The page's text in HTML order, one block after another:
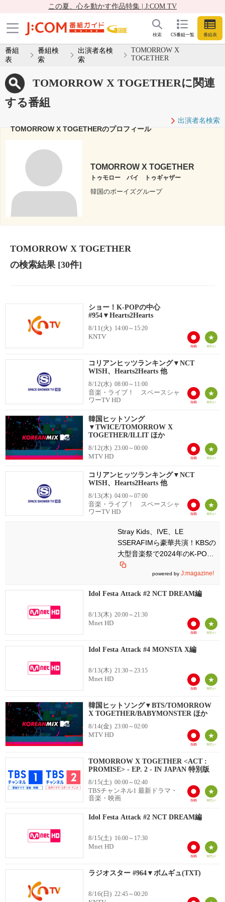
この夏、心を動かす作品特集 | J:COM TV
CS番組一覧 番組表
検索
番組
表
番組検
索
出演者名検
索
TOMORROW X
TOGETHER
TOMORROW X TOGETHERに関連
する番組
出演者名検索
TOMORROW X TOGETHERのプロフィール
TOMORROW X TOGETHER
トゥモロー バイ トゥギャザー
韓国のボーイズグループ
TOMORROW X TOGETHER
の検索結果[30件]
ショー！K-POPの中心
#954▼Hearts2Hearts
8/11(火) 14:00～15:20
KNTV
コリアンヒッツランキング▼NCT
WISH、Hearts2Hearts 他
8/12(水) 08:00～11:00
音楽・ライブ！ スペースシャ
ワーTV HD
韓国ヒットソング
▼TWICE/TOMORROW X
TOGETHER/ILLIT ほか
8/12(水) 23:00～00:00
MTV HD
コリアンヒッツランキング▼NCT
WISH、Hearts2Hearts 他
8/13(木) 04:00～07:00
音楽・ライブ！ スペースシャ
ワーTV HD
Stray Kids、IVE、LE
SSERAFIMら豪華共演！KBSの
大型音楽祭で2024年のK-POP
を総ざらい
powered by J:magazine!
Idol Festa Attack #2 NCT DREAM編
8/13(木) 20:00～21:30
Mnet HD
Idol Festa Attack #4 MONSTA X編
8/13(木) 21:30～23:15
Mnet HD
韓国ヒットソング▼BTS/TOMORROW
X TOGETHER/BABYMONSTER ほか
8/14(金) 23:00～02:00
MTV HD
TOMORROW X TOGETHER <ACT :
PROMISE> - EP. 2 - IN JAPAN 特別版
8/15(土) 00:00～02:40
TBSチャンネル1 最新ドラマ・
音楽・映画
Idol Festa Attack #2 NCT DREAM編
8/15(土) 16:00～17:30
Mnet HD
ラジオスター #964▼ボムギュ(TXT)
8/16(日) 22:45～00:20